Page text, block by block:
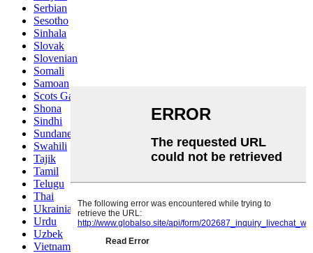
Serbian
Sesotho
Sinhala
Slovak
Slovenian
Somali
Samoan
Scots Gaelic
Shona
Sindhi
Sundanese
Swahili
Tajik
Tamil
Telugu
Thai
Ukrainian
Urdu
Uzbek
Vietnamese